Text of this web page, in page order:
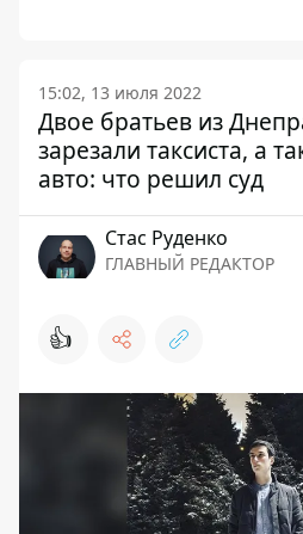
15:02, 13 июля 2022
Двое братьев из
зарезали таксиста, а
авто: что решил суд
Стаc Руденко
ГЛАВНЫЙ РЕДАКТОР
👍